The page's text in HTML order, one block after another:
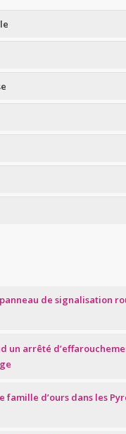
panneau de signalisation
un arrêté
famille d’ours dans les